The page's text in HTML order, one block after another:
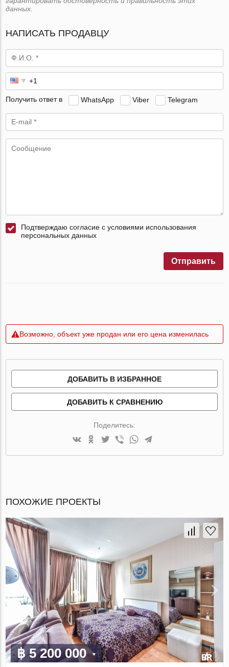
данных.
НАПИСАТЬ ПРОДАВЦУ
Получить ответ в WhatsApp Viber Telegram
Подтверждаю согласие с условиями использования
персональных данных
Отправить
Возможно, объект уже продан или его цена изменилась
ДОБАВИТЬ В ИЗБРАННОЕ
ДОБАВИТЬ К СРАВНЕНИЮ
Поделитесь:
ПОХОЖИЕ ПРОЕКТЫ
฿ 5 200 000